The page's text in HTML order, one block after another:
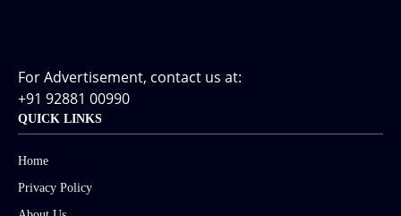
For Advertisement, contact us at:
+91 92881 00990
QUICK LINKS
Home
Privacy Policy